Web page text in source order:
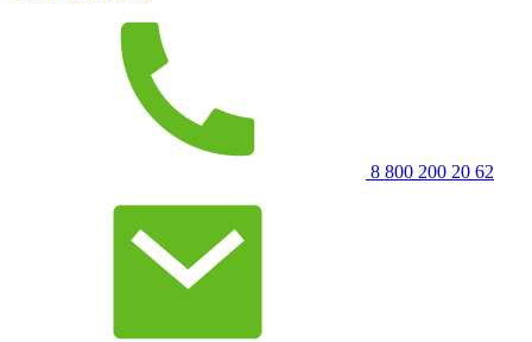
8 800 200 20 62